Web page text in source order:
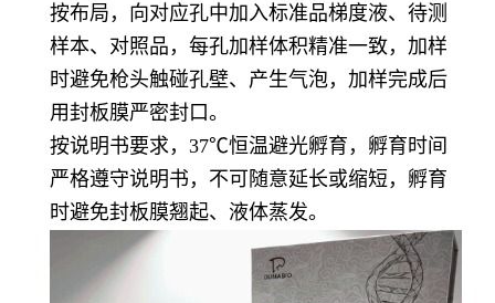
按布局，向对应孔中加入标准品梯度液、待测
样本、对照品，每孔加样体积精准一致，加样
时避免枪头触碰孔壁、产生气泡，加样完成后
用封板膜严密封口。
按说明书要求，37℃恒温避光孵育，孵育时间
严格遵守说明书，不可随意延长或缩短，孵育
时避免封板膜翘起、液体蒸发。